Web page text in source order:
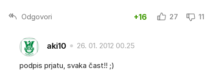
Odgovori +16 27 11
aki10 26. 01. 2012 00.25
podpis prjatu, svaka čast!! ;)